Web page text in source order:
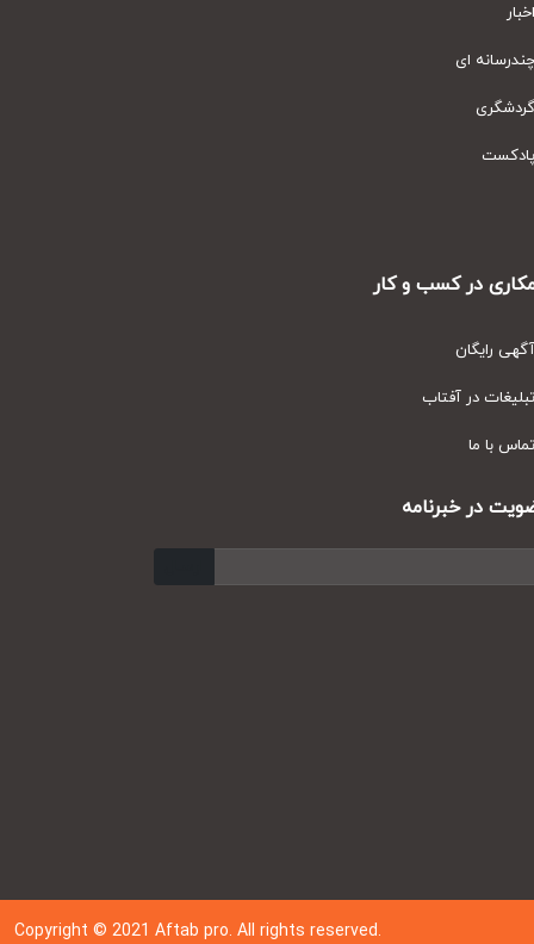
ای
در کسب و کار
رایگان
در آفتاب
با ما
در خبرنامه
Copyright © 202 1Aftab pro. All rights reserved.